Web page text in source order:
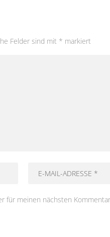
Felder sind mit * markiert
für meinen nächsten